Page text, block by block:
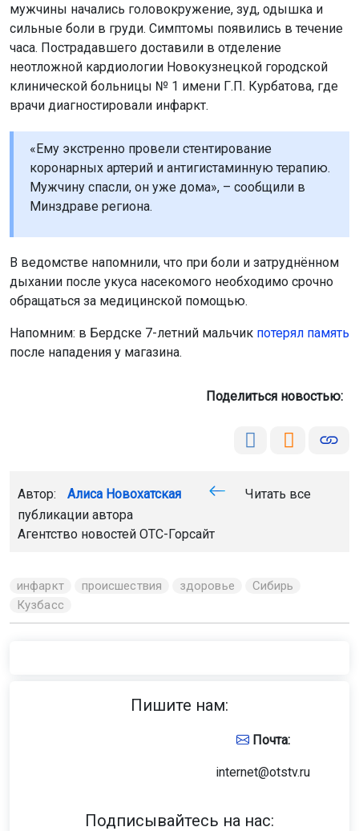
мужчины начались головокружение, зуд, одышка и
сильные боли в груди. Симптомы появились в течение
часа. Пострадавшего доставили в отделение
неотложной кардиологии Новокузнецкой городской
клинической больницы № 1 имени Г.П. Курбатова, где
врачи диагностировали инфаркт.
«Ему экстренно провели стентирование
коронарных артерий и антигистаминную терапию.
Мужчину спасли, он уже дома», – сообщили в
Минздраве региона.
В ведомстве напомнили, что при боли и затруднённом
дыхании после укуса насекомого необходимо срочно
обращаться за медицинской помощью.
Напомним: в Бердске 7-летний мальчик потерял память
после нападения у магазина.
Поделиться новостью:
Автор: Алиса Новохатская
Читать все
публикации автора
Агентство новостей ОТС-Горсайт
инфаркт происшествия здоровье
Сибирь
Кузбасс
Пишите нам:
Почта:
internet@otstv.ru
Подписывайтесь на нас: